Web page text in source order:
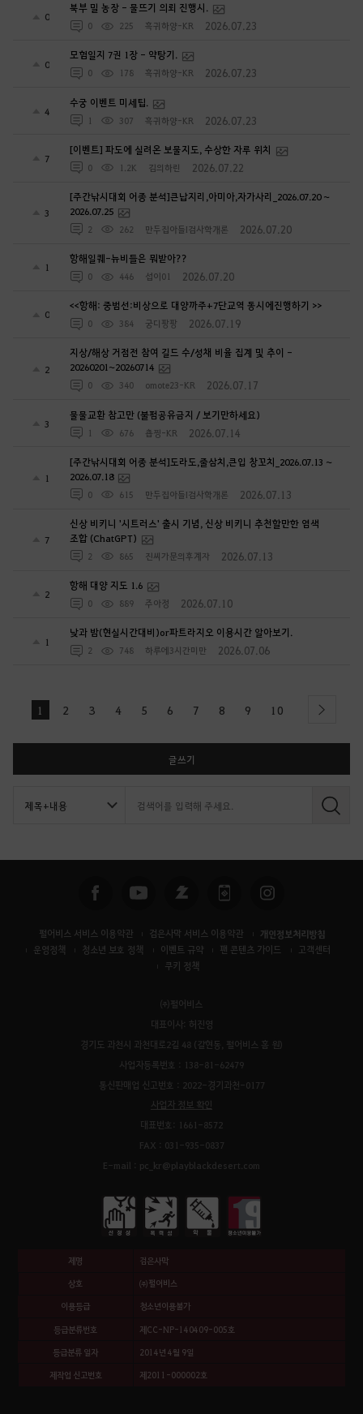
0
북부 밀 농장 - 물뜨기 의뢰 진행시.
0 225 흑귀하양-KR 2026.07.23
0
모험일지 7권 1장 - 약탕기.
0 178 흑귀하양-KR 2026.07.23
4
수궁 이벤트 미세팁.
1 307 흑귀하양-KR 2026.07.23
7
[이벤트] 파도에 실려온 보물지도, 수상한 자루 위치
0 1.2K 김의하린 2026.07.22
3
[주간낚시대회 어종 분석]큰납지리,아미아,자가사리_2026.07.20 ~
2026.07.25
2 262 만두집아들I검사학개론 2026.07.20
1
항해일퀘-뉴비들은 뭐받아??
0 446 섭이01 2026.07.20
0
<<항해: 중범선:비상으로 대양까주+7단교역 동시에진행하기 >>
0 384 궁디팡팡 2026.07.19
2
지상/해상 거점전 참여 길드 수/성채 비율 집계 및 추이 -
20260201~20260714
0 340 omote23-KR 2026.07.17
3
물물교환 참고만 (불펌공유금지 / 보기만하세요)
1 676 춉찡-KR 2026.07.14
1
[주간낚시대회 어종 분석]도라도,줄삼치,큰입 창꼬치_2026.07.13 ~
2026.07.18
0 615 만두집아들I검사학개론 2026.07.13
7
신상 비키니 '시트러스' 출시 기념, 신상 비키니 추천할만한 염색
조합 (ChatGPT)
2 865 진씨가문의후계자 2026.07.13
2
항해 대양 지도 1.6
0 889 주아정 2026.07.10
1
낮과 밤(현실시간대비)or파트라지오 이용시간 알아보기.
2 748 하루에3시간미만 2026.07.06
1 2 3 4 5 6 7 8 9 10 next
글쓰기
검
펄어비스 서비스 이용약관 검은사막 서비스 이용약관 개인정보처리방침
운영정책 청소년 보호 정책 이벤트 규약 팬 콘텐츠 가이드
고객센터
쿠키 정책
㈜펄어비스
대표이사: 허진영
경기도 과천시 과천대로2길 48 (갈현동, 펄어비스 홈 원)
사업자등록번호 : 138-81-62479
통신판매업 신고번호 : 2022-경기과천-0177
사업자 정보 확인
대표번호: 1661-8572
FAX : 031-935-0837
E-mail : pc_kr@playblackdesert.com
제명 검은사막
상호 ㈜펄어비스
이용등급 청소년이용불가
등급분류번호 제CC-NP-140409-005호
등급분류 일자 2014년 4월 9일
제작업 신고번호 제2011-000002호